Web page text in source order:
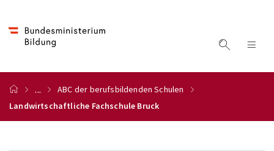
...
ABC der berufsbildenden Schulen
Landwirtschaftliche Fachschule Bruck